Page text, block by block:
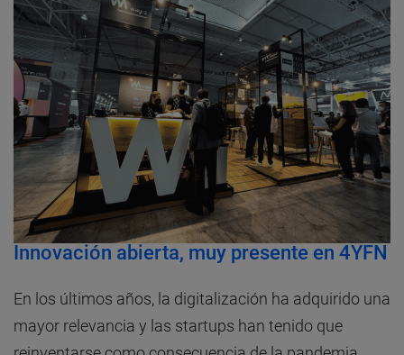
Innovación abierta, muy presente en 4YFN
En los últimos años, la digitalización ha adquirido una
mayor relevancia y las startups han tenido que